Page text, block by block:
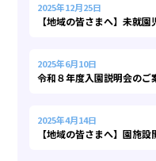
2025年12月25日
令和８年度入園説明会のご
2025年6月10日
【地域の皆さまへ】園施
2025年4月14日